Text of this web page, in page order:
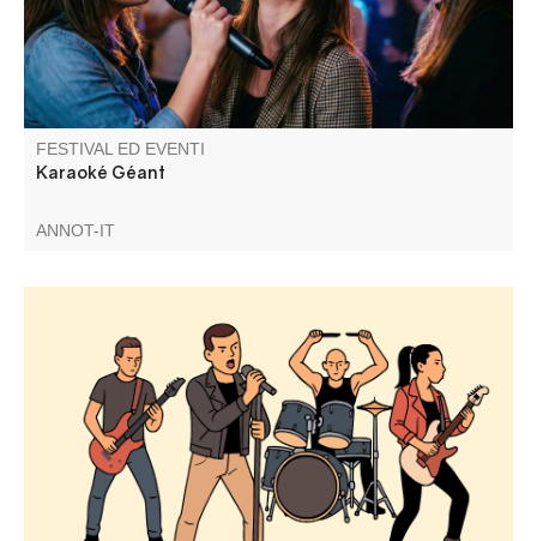
FESTIVAL ED EVENTI
Karaoké Géant
ANNOT-IT
Groupe de Rock. Barbecue géant, pizzas au feu de bois,
tout ce qu'il faut pour passer une excellente soirée.